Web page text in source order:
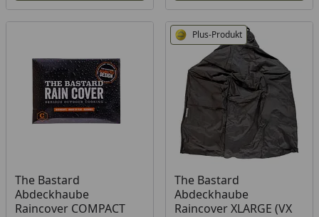
The Bastard
Abdeckhaube
Raincover COMPACT
Produkt am Lager
Plus-Produkt
The Bastard
Abdeckhaube
Raincover XLARGE (VX
Produkt am Lager